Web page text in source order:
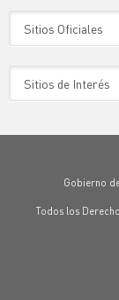
Gobierno
Todos los